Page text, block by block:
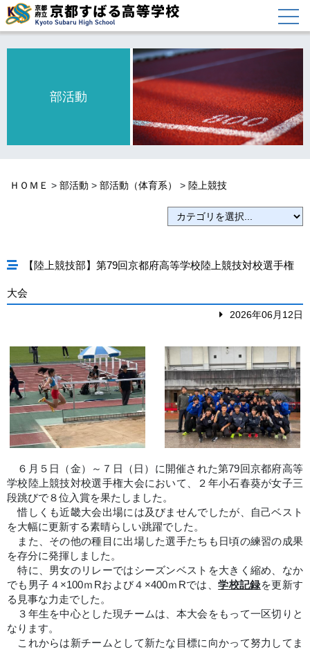
部活動
ＨＯＭＥ > 部活動 > 部活動（体育系） > 陸上競技
【陸上競技部】第79回京都府高等学校陸上競技対校選手権
大会
2026年06月12日
６月５日（金）～７日（日）に開催された第79回京都府高等
学校陸上競技対校選手権大会において、２年小石春葵が女子三
段跳びで８位入賞を果たしました。
惜しくも近畿大会出場には及びませんでしたが、自己ベスト
を大幅に更新する素晴らしい跳躍でした。
また、その他の種目に出場した選手たちも日頃の練習の成果
を存分に発揮しました。
特に、男女のリレーではシーズンベストを大きく縮め、なか
でも男子４×100ｍRおよび４×400ｍRでは、学校記録を更新す
る見事な力走でした。
３年生を中心とした現チームは、本大会をもって一区切りと
なります。
これからは新チームとして新たな目標に向かって努力してま